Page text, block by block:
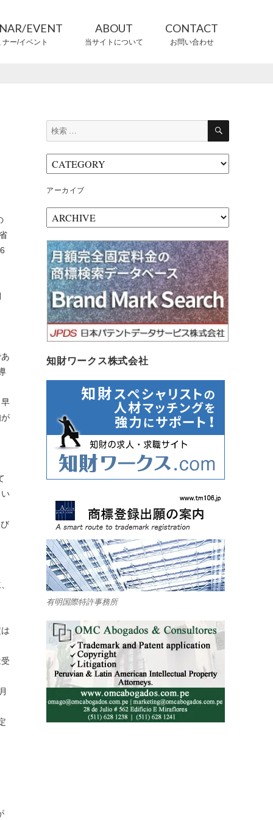
EVENT
ナー/イベント
ABOUT
当サイトについて
CONTACT
お問い合わせ
検
索:
検
アーカイブ
ー
カ
イ
ブ
知財ワークス株式会社
有明国際特許事務所